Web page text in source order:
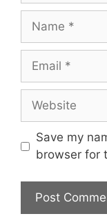
Name
Email
Website
Save my
browser for